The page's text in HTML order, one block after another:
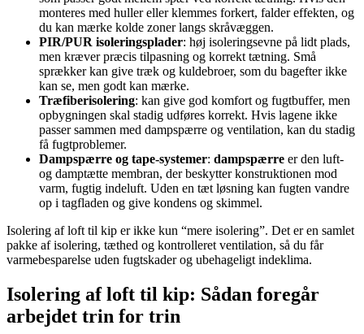
monteres med huller eller klemmes forkert, falder effekten, og
du kan mærke kolde zoner langs skråvæggen.
PIR/PUR isoleringsplader: høj isoleringsevne på lidt plads,
men kræver præcis tilpasning og korrekt tætning. Små
sprækker kan give træk og kuldebroer, som du bagefter ikke
kan se, men godt kan mærke.
Træfiberisolering: kan give god komfort og fugtbuffer, men
opbygningen skal stadig udføres korrekt. Hvis lagene ikke
passer sammen med dampspærre og ventilation, kan du stadig
få fugtproblemer.
Dampspærre og tape-systemer: dampspærre er den luft-
og damptætte membran, der beskytter konstruktionen mod
varm, fugtig indeluft. Uden en tæt løsning kan fugten vandre
op i tagfladen og give kondens og skimmel.
Isolering af loft til kip er ikke kun “mere isolering”. Det er en samlet
pakke af isolering, tæthed og kontrolleret ventilation, så du får
varmebesparelse uden fugtskader og ubehageligt indeklima.
Isolering af loft til kip: Sådan foregår
arbejdet trin for trin